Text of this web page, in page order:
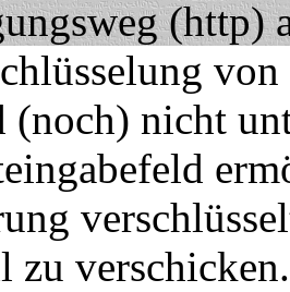
(http)
(noch) nicht
zu verschicken.